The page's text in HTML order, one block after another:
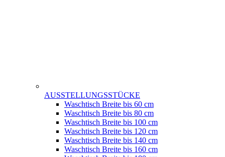
AUSSTELLUNGSSTÜCKE
Waschtisch Breite bis 60 cm
Waschtisch Breite bis 80 cm
Waschtisch Breite bis 100 cm
Waschtisch Breite bis 120 cm
Waschtisch Breite bis 140 cm
Waschtisch Breite bis 160 cm